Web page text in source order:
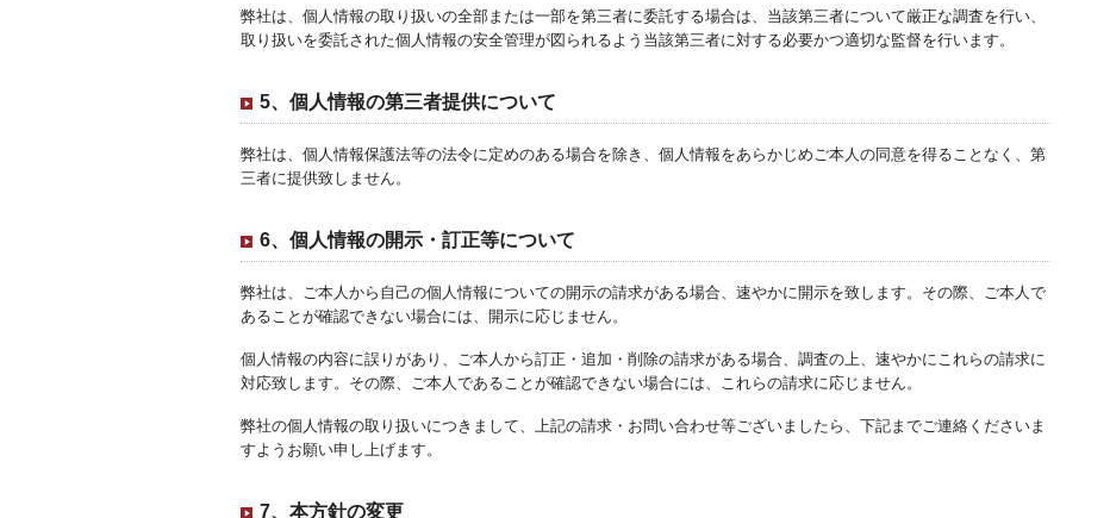
弊社は、個人情報の取り扱いの全部または一部を第三者に委託する場合は、当該第三者について厳正な調査を行い、
取り扱いを委託された個人情報の安全管理が図られるよう当該第三者に対する必要かつ適切な監督を行います。
5、個人情報の第三者提供について
弊社は、個人情報保護法等の法令に定めのある場合を除き、個人情報をあらかじめご本人の同意を得ることなく、第
三者に提供致しません。
6、個人情報の開示・訂正等について
弊社は、ご本人から自己の個人情報についての開示の請求がある場合、速やかに開示を致します。その際、ご本人で
あることが確認できない場合には、開示に応じません。
個人情報の内容に誤りがあり、ご本人から訂正・追加・削除の請求がある場合、調査の上、速やかにこれらの請求に
対応致します。その際、ご本人であることが確認できない場合には、これらの請求に応じません。
弊社の個人情報の取り扱いにつきまして、上記の請求・お問い合わせ等ございましたら、下記までご連絡くださいま
すようお願い申し上げます。
7、本方針の変更